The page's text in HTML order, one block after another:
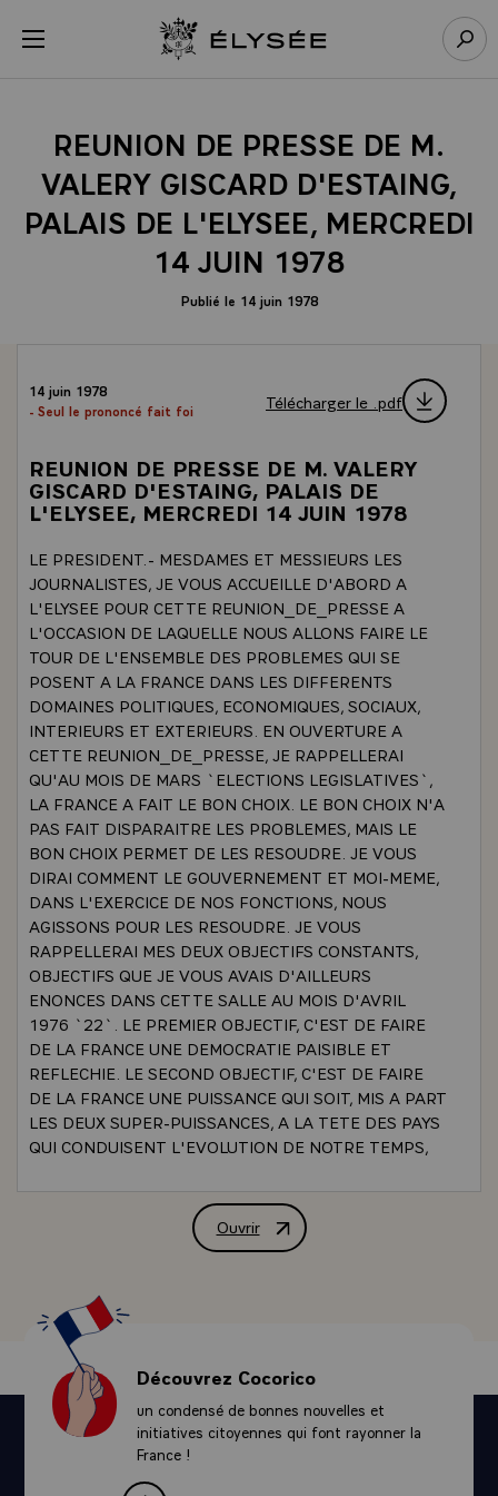
menu Retour à l’accueil Élysée
REUNION DE PRESSE DE M.
VALERY GISCARD D'ESTAING,
PALAIS DE L'ELYSEE, MERCREDI
14 JUIN 1978
Publié le 14 juin 1978
14 juin 1978
- Seul le prononcé fait foi
Télécharger le .pdf
REUNION DE PRESSE DE M. VALERY
GISCARD D'ESTAING, PALAIS DE
L'ELYSEE, MERCREDI 14 JUIN 1978
LE PRESIDENT.- MESDAMES ET MESSIEURS LES
JOURNALISTES, JE VOUS ACCUEILLE D'ABORD A
L'ELYSEE POUR CETTE REUNION_DE_PRESSE A
L'OCCASION DE LAQUELLE NOUS ALLONS FAIRE LE
TOUR DE L'ENSEMBLE DES PROBLEMES QUI SE
POSENT A LA FRANCE DANS LES DIFFERENTS
DOMAINES POLITIQUES, ECONOMIQUES, SOCIAUX,
INTERIEURS ET EXTERIEURS. EN OUVERTURE A
CETTE REUNION_DE_PRESSE, JE RAPPELLERAI
QU'AU MOIS DE MARS `ELECTIONS LEGISLATIVES`,
LA FRANCE A FAIT LE BON CHOIX. LE BON CHOIX N'A
PAS FAIT DISPARAITRE LES PROBLEMES, MAIS LE
BON CHOIX PERMET DE LES RESOUDRE. JE VOUS
DIRAI COMMENT LE GOUVERNEMENT ET MOI-MEME,
DANS L'EXERCICE DE NOS FONCTIONS, NOUS
AGISSONS POUR LES RESOUDRE. JE VOUS
RAPPELLERAI MES DEUX OBJECTIFS CONSTANTS,
OBJECTIFS QUE JE VOUS AVAIS D'AILLEURS
ENONCES DANS CETTE SALLE AU MOIS D'AVRIL
1976 `22`. LE PREMIER OBJECTIF, C'EST DE FAIRE
DE LA FRANCE UNE DEMOCRATIE PAISIBLE ET
REFLECHIE. LE SECOND OBJECTIF, C'EST DE FAIRE
DE LA FRANCE UNE PUISSANCE QUI SOIT, MIS A PART
LES DEUX SUPER-PUISSANCES, A LA TETE DES PAYS
QUI CONDUISENT L'EVOLUTION DE NOTRE TEMPS,
LES GRANDS DEBATS MONDIAUX, COMME LE VEUT
NOTRE TRADITION HISTORIQUE. A CES OBJECTIFS,
PERMETTREZ SI VOUS LE VOULEZ BIEN, DE LE
CONSERVER POUR MA CONCLUSION. NOUS
PRENDRONS SUCCESSIVEMENT LES GRANDS SUJETS
DU MOMENT, C'EST-A-DIRE D'ABORD LES
QUESTIONS POLITIQUES TOUCHANT A LA FOIS LA
SITUATION POLITIQUE, NOS INSTITUTIONS, LES
PROBLEMES ELECTORAUX, ENSUITE LES
PROBLEMES ECONOMIQUES ET SOCIAUX :
DEFINITION DE LA POLITIQUE ECONOMIQUE,
Ouvrir
REUNION DE PRESSE DE M.
Découvrez Cocorico
un condensé de bonnes nouvelles et
initiatives citoyennes qui font rayonner la
France !
Panneau de gestion des cookies